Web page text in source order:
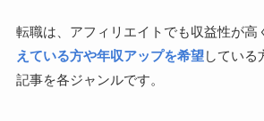
転職は、アフィリエイトでも収益性が高
えている方や年収アップを希望している
記事を各ジャンルです。